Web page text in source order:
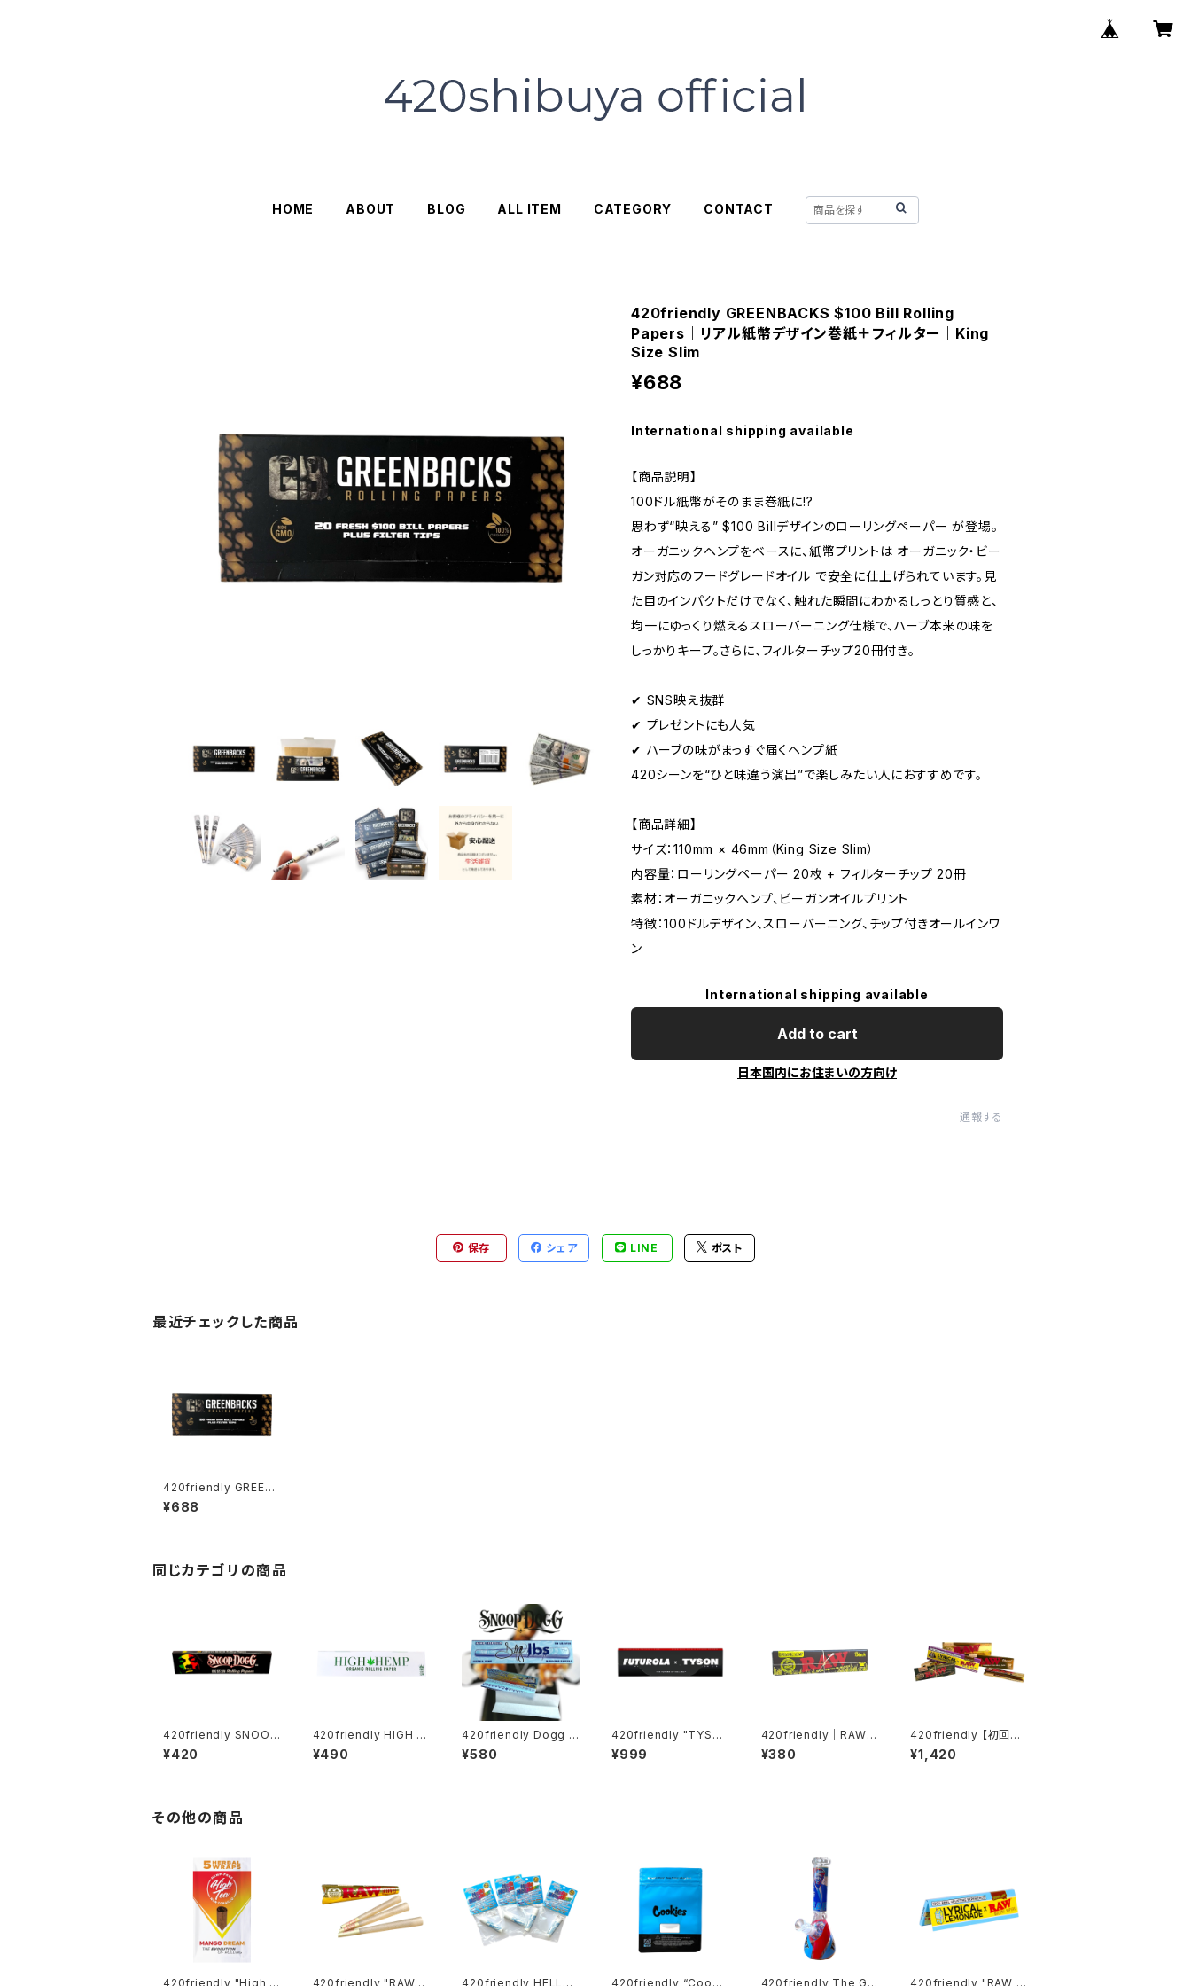
HOME ABOUT BLOG ALL ITEM CATEGORY CONTACT
420friendly GREENBACKS $100 Bill Rolling
Papers｜リアル紙幣デザイン巻紙＋フィルター｜King
Size Slim
¥688
International shipping available
【商品説明】
100ドル紙幣がそのまま巻紙に!?
思わず“映える” $100 Billデザインのローリングペーパー が登場。
オーガニックヘンプをベースに、紙幣プリントは オーガニック・ビー
ガン対応のフードグレードオイル で安全に仕上げられています。見
た目のインパクトだけでなく、触れた瞬間にわかるしっとり質感と、
均一にゆっくり燃えるスローバーニング仕様で、ハーブ本来の味を
しっかりキープ。さらに、フィルターチップ20冊付き。
✔ SNS映え抜群
✔ プレゼントにも人気
✔ ハーブの味がまっすぐ届くヘンプ紙
420シーンを“ひと味違う演出”で楽しみたい人におすすめです。
【商品詳細】
サイズ：110mm × 46mm（King Size Slim）
内容量：ローリングペーパー 20枚 + フィルターチップ 20冊
素材：オーガニックヘンプ、ビーガンオイルプリント
特徴：100ドルデザイン、スローバーニング、チップ付きオールインワ
ン
International shipping available
Add to cart
日本国内にお住まいの方向け
通報する
保存 シェア LINE ポスト
最近チェックした商品
420friendly GREEN
BACKS $100 Bill Rol
ling Papers｜リアル
¥688
同じカテゴリの商品
420friendly SNOOP
DOGG - ローリングペ
ーパー / KING SIZE S
¥420
420friendly HIGH H
EMP ローリングペーパ
ー / KING SIZE SLIM
¥490
420friendly Dogg l
bs - Blue Paisley R
olling Papers / King
¥580
420friendly "TYSO
N 2.0 X FUTUROLA"
Unbleached Rolling
¥999
420friendly｜RAW
ORGANIC HEMP BL
ACK（オーガニックヘン
¥380
420friendly 【初回限
定】RAW お試し6点セッ
ト
¥1,420
その他の商品
420friendly "High T
420friendly "RAW"
420friendly HELLO
420friendly “Cooki
420friendly The Gr
420friendly "RAW x